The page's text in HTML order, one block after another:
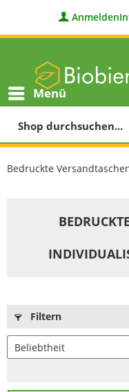
Anmelden
Menü
Bedruckte
Filtern